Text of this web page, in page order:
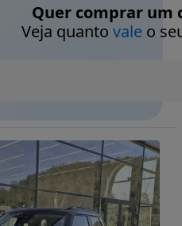
Quer comprar um
Veja quanto valeo